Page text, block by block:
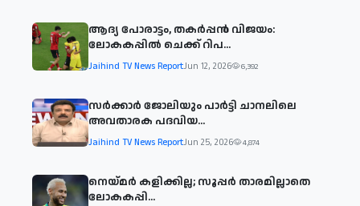
ആദ്യ പോരാട്ടം, തകർപ്പൻ വിജയം:
ലോകകപ്പിൽ ചെക്ക് റിപ...
Jaihind TV News ReportJun 12, 2026 6,392
സര്‍ക്കാര്‍ ജോലിയും പാര്‍ട്ടി ചാനലിലെ
അവതാരക പദവിയ...
Jaihind TV News ReportJun 25, 2026 4,874
നെയ്മര്‍ കളിക്കില്ല; സൂപ്പര്‍ താരമില്ലാതെ
ലോകകപ്പി...